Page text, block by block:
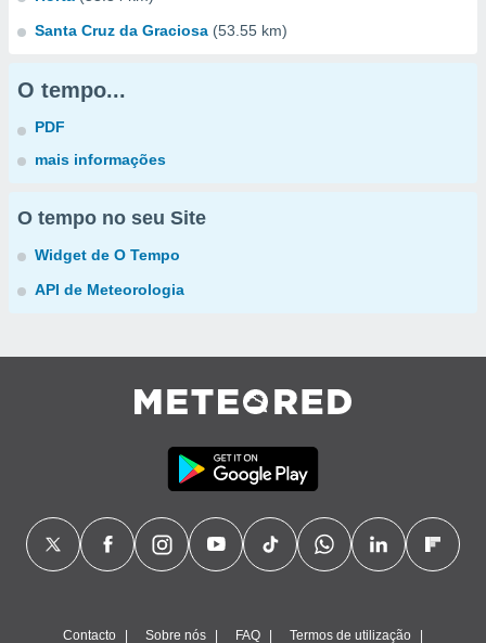
Santa Cruz da Graciosa (53.55 km)
O tempo...
PDF
mais informações
O tempo no seu Site
Widget de O Tempo
API de Meteorologia
Contacto Sobre nós FAQ Termos de utilização